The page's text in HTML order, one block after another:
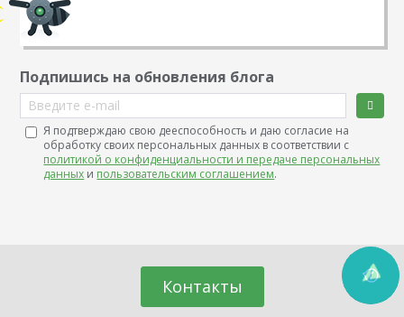
Подпишись на обновления блога
Введите e-mail
Я подтверждаю свою дееспособность и даю согласие на
обработку своих персональных данных в соответствии с
политикой о конфиденциальности и передаче персональных
данных и пользовательским соглашением.
Контакты